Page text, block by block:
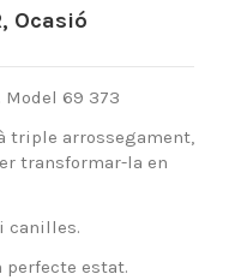
Ocasió
Model 69 373
triple arrossegament,
transformar-la en
canilles.
estat.